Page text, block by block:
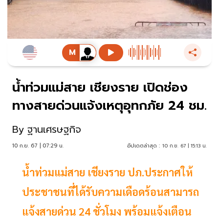
น้ำท่วมแม่สาย เชียงราย เปิดช่อง
ทางสายด่วนแจ้งเหตุอุทกภัย 24 ชม.
By ฐานเศรษฐกิจ
10 ก.ย. 67 | 07:29 น. อัปเดตล่าสุด : 10 ก.ย. 67 | 15:13 น.
น้ำท่วมแม่สาย เชียงราย ปภ.ประกาศให้
ประชาชนที่ได้รับความเดือดร้อนสามารถ
แจ้งสายด่วน 24 ชั่วโมง พร้อมแจ้งเตือน